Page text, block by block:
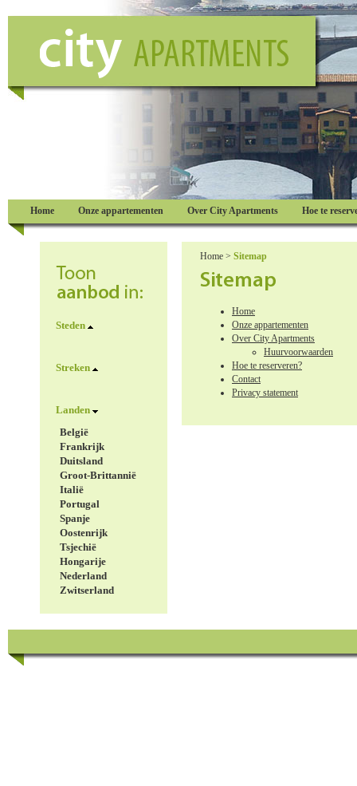
Steden
Streken
Landen
België
Frankrijk
Duitsland
Groot-Brittannië
Italië
Portugal
Spanje
Oostenrijk
Tsjechië
Hongarije
Nederland
Zwitserland
Home > Sitemap
Home
Onze appartementen
Over City Apartments
Huurvoorwaarden
Hoe te reserveren?
Contact
Privacy statement
Home Onze appartementen Over City Apartments Hoe te